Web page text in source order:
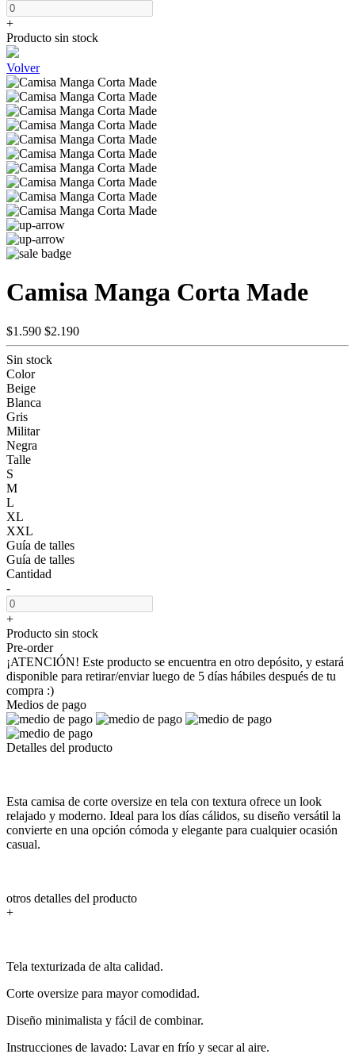
+
Producto sin stock
Volver
Camisa Manga Corta Made
$1.590 $2.190
Sin stock
Color
Beige
Blanca
Gris
Militar
Negra
Talle
S
M
L
XL
XXL
Guía de talles
Guía de talles
Cantidad
-
+
Producto sin stock
Pre-order
¡ATENCIÓN! Este producto se encuentra en otro depósito, y estará
disponible para retirar/enviar luego de 5 días hábiles después de tu
compra :)
Medios de pago
Detalles del producto
Esta camisa de corte oversize en tela con textura ofrece un look
relajado y moderno. Ideal para los días cálidos, su diseño versátil la
convierte en una opción cómoda y elegante para cualquier ocasión
casual.
otros detalles del producto
+
Tela texturizada de alta calidad.
Corte oversize para mayor comodidad.
Diseño minimalista y fácil de combinar.
Instrucciones de lavado: Lavar en frío y secar al aire.